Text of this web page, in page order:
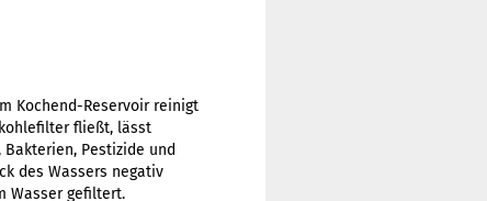
Kochend-Reservoir reinigt
fließt, lässt
Pestizide und
des Wassers negativ
Wasser gefiltert.